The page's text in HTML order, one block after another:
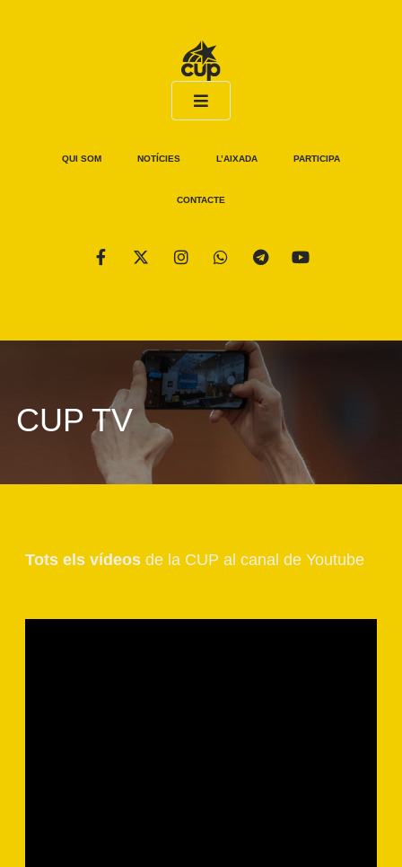
QUI SOM NOTÍCIES L’AIXADA PARTICIPA
CONTACTE
CUP TV
Tots els vídeos de la CUP al canal de Youtube